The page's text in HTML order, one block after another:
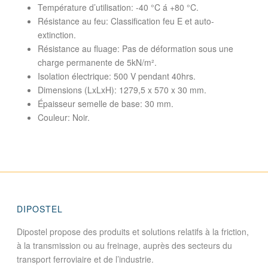
Température d’utilisation: -40 °C á +80 °C.
Résistance au feu: Classification feu E et auto-
extinction.
Résistance au fluage: Pas de déformation sous une
charge permanente de 5kN/m².
Isolation électrique: 500 V pendant 40hrs.
Dimensions (LxLxH): 1279,5 x 570 x 30 mm.
Épaisseur semelle de base: 30 mm.
Couleur: Noir.
DIPOSTEL
Dipostel propose des produits et solutions relatifs à la friction,
à la transmission ou au freinage, auprès des secteurs du
transport ferroviaire et de l’industrie.